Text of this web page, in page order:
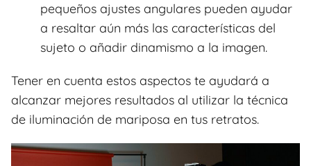
pequeños ajustes angulares pueden ayudar
a resaltar aún más las características del
sujeto o añadir dinamismo a la imagen.
Tener en cuenta estos aspectos te ayudará a
alcanzar mejores resultados al utilizar la técnica
de iluminación de mariposa en tus retratos.